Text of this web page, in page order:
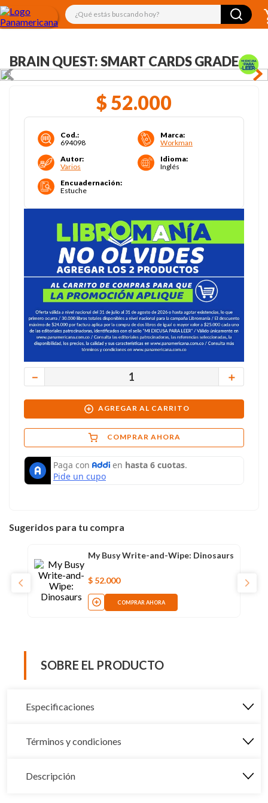
¿Qué estás buscando hoy?
BRAIN QUEST: SMART CARDS GRADE 5
$ 52.000
Cod.:
694098
Marca:
Workman
Autor:
Varios
Idioma:
Inglés
Encuadernación:
Estuche
＋
－
AGREGAR AL CARRITO
COMPRAR AHORA
Sugeridos para tu compra
My Busy Write-and-Wipe: Dinosaurs
$ 52.000
COMPRAR AHORA
SOBRE EL PRODUCTO
Especificaciones
Términos y condiciones
Descripción